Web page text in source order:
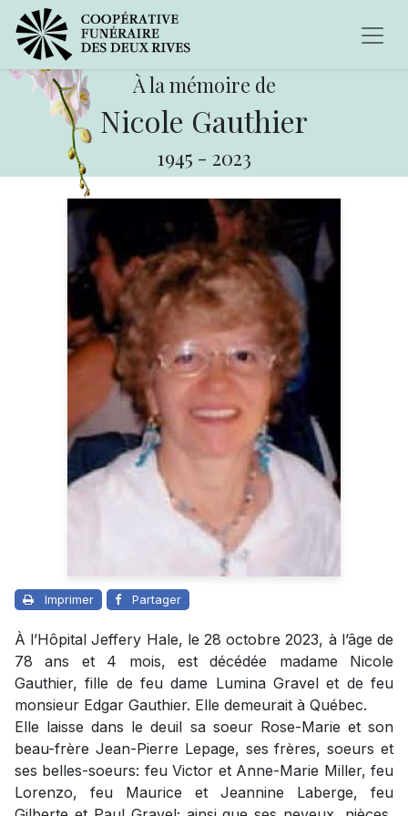
À la mémoire de
Nicole Gauthier
1945 - 2023
Imprimer Partager
À l’Hôpital Jeffery Hale, le 28 octobre 2023, à l’âge de
78 ans et 4 mois, est décédée madame Nicole
Gauthier, fille de feu dame Lumina Gravel et de feu
monsieur Edgar Gauthier. Elle demeurait à Québec.
Elle laisse dans le deuil sa soeur Rose-Marie et son
beau-frère Jean-Pierre Lepage, ses frères, soeurs et
ses belles-soeurs: feu Victor et Anne-Marie Miller, feu
Lorenzo, feu Maurice et Jeannine Laberge, feu